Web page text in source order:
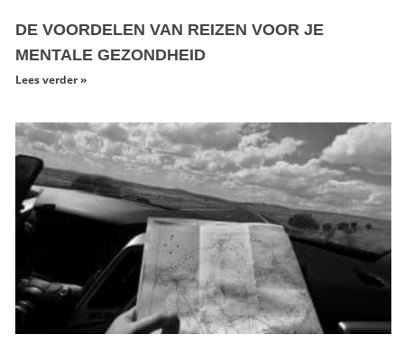
DE VOORDELEN VAN REIZEN VOOR JE
MENTALE GEZONDHEID
Lees verder »